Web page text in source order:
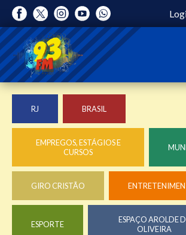
RJ BRASIL
EMPREGOS, ESTÁGIOS E
CURSOS
GIRO CRISTÃO
ESPORTE
ESPAÇO AROLDE
OLIVEIRA